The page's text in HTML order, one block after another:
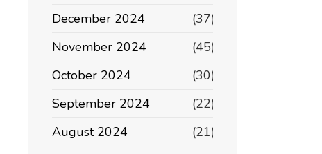
December 2024
(37)
November 2024
(45)
October 2024
(30)
September 2024
(22)
August 2024
(21)